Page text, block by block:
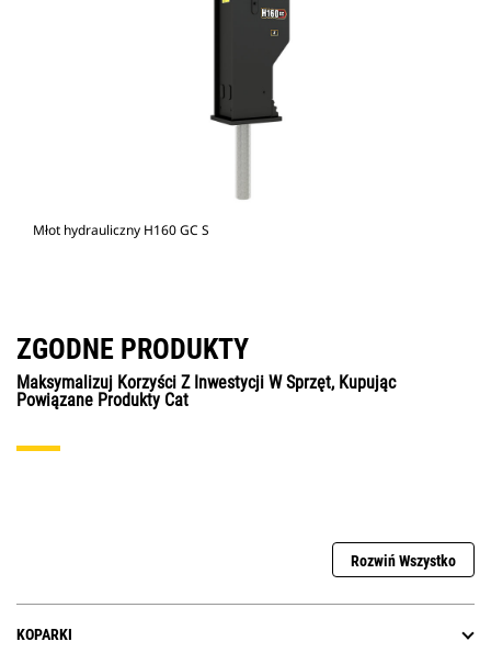
Młot hydrauliczny H160 GC S
ZGODNE PRODUKTY
Maksymalizuj Korzyści Z Inwestycji W Sprzęt, Kupując
Powiązane Produkty Cat
Rozwiń Wszystko
KOPARKI